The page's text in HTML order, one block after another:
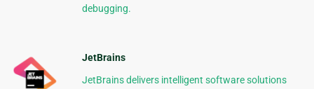
debugging.
JetBrains
JetBrains delivers intelligent software solutions